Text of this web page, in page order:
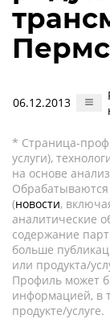
06.12.2013
* Страница-
услуги),
на основе
Обрабатываются
(новости,
аналитические
содержание
больше
или продукта/
Профиль может
информацией, в
продукте/услуге.